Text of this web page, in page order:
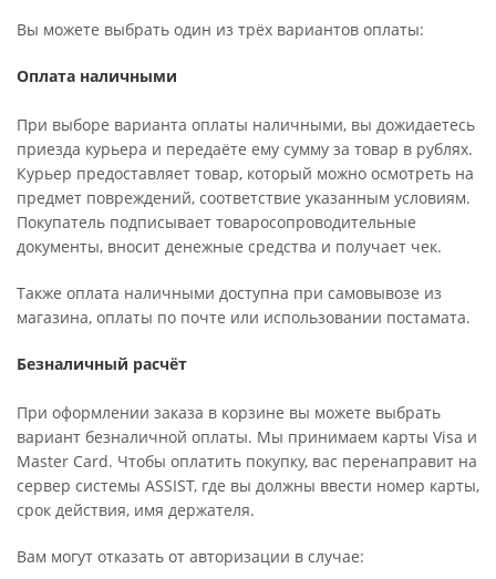
Вы можете выбрать один из трёх вариантов оплаты:
Оплата наличными
При выборе варианта оплаты наличными, вы дожидаетесь
приезда курьера и передаёте ему сумму за товар в рублях.
Курьер предоставляет товар, который можно осмотреть на
предмет повреждений, соответствие указанным условиям.
Покупатель подписывает товаросопроводительные
документы, вносит денежные средства и получает чек.
Также оплата наличными доступна при самовывозе из
магазина, оплаты по почте или использовании постамата.
Безналичный расчёт
При оформлении заказа в корзине вы можете выбрать
вариант безналичной оплаты. Мы принимаем карты Visa и
Master Card. Чтобы оплатить покупку, вас перенаправит на
сервер системы ASSIST, где вы должны ввести номер карты,
срок действия, имя держателя.
Вам могут отказать от авторизации в случае: